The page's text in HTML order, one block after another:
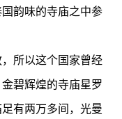
韵味的寺庙之中参
所以这个国家曾经
碧辉煌的寺庙星罗
有两万多间，光曼